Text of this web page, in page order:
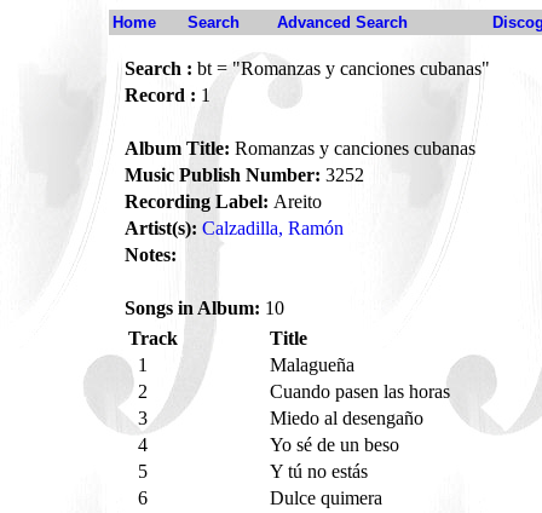
Home Search Advanced Search
Search : bt = "Romanzas y canciones cubanas"
Record : 1
Album Title: Romanzas y canciones cubanas
Music Publish Number: 3252
Recording Label: Areito
Artist(s): Calzadilla, Ramón
Notes:
Songs in Album: 10
Track
Title
1
Malagueña
2
Cuando pasen las horas
3
Miedo al desengaño
4
Yo sé de un beso
5
Y tú no estás
6
Dulce quimera